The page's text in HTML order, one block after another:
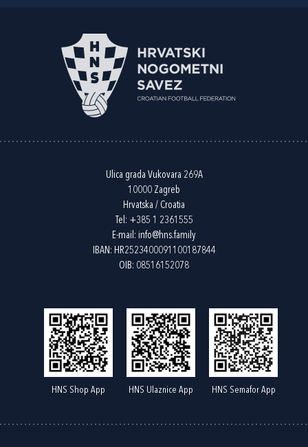
Ulica grada Vukovara 269A
10000 Zagreb
Hrvatska / Croatia
Tel: +385 1 2361555
E-mail: info@hns.family
IBAN: HR2523400091100187844
OIB: 08516152078
HNS Shop App HNS Ulaznice App HNS Semafor App